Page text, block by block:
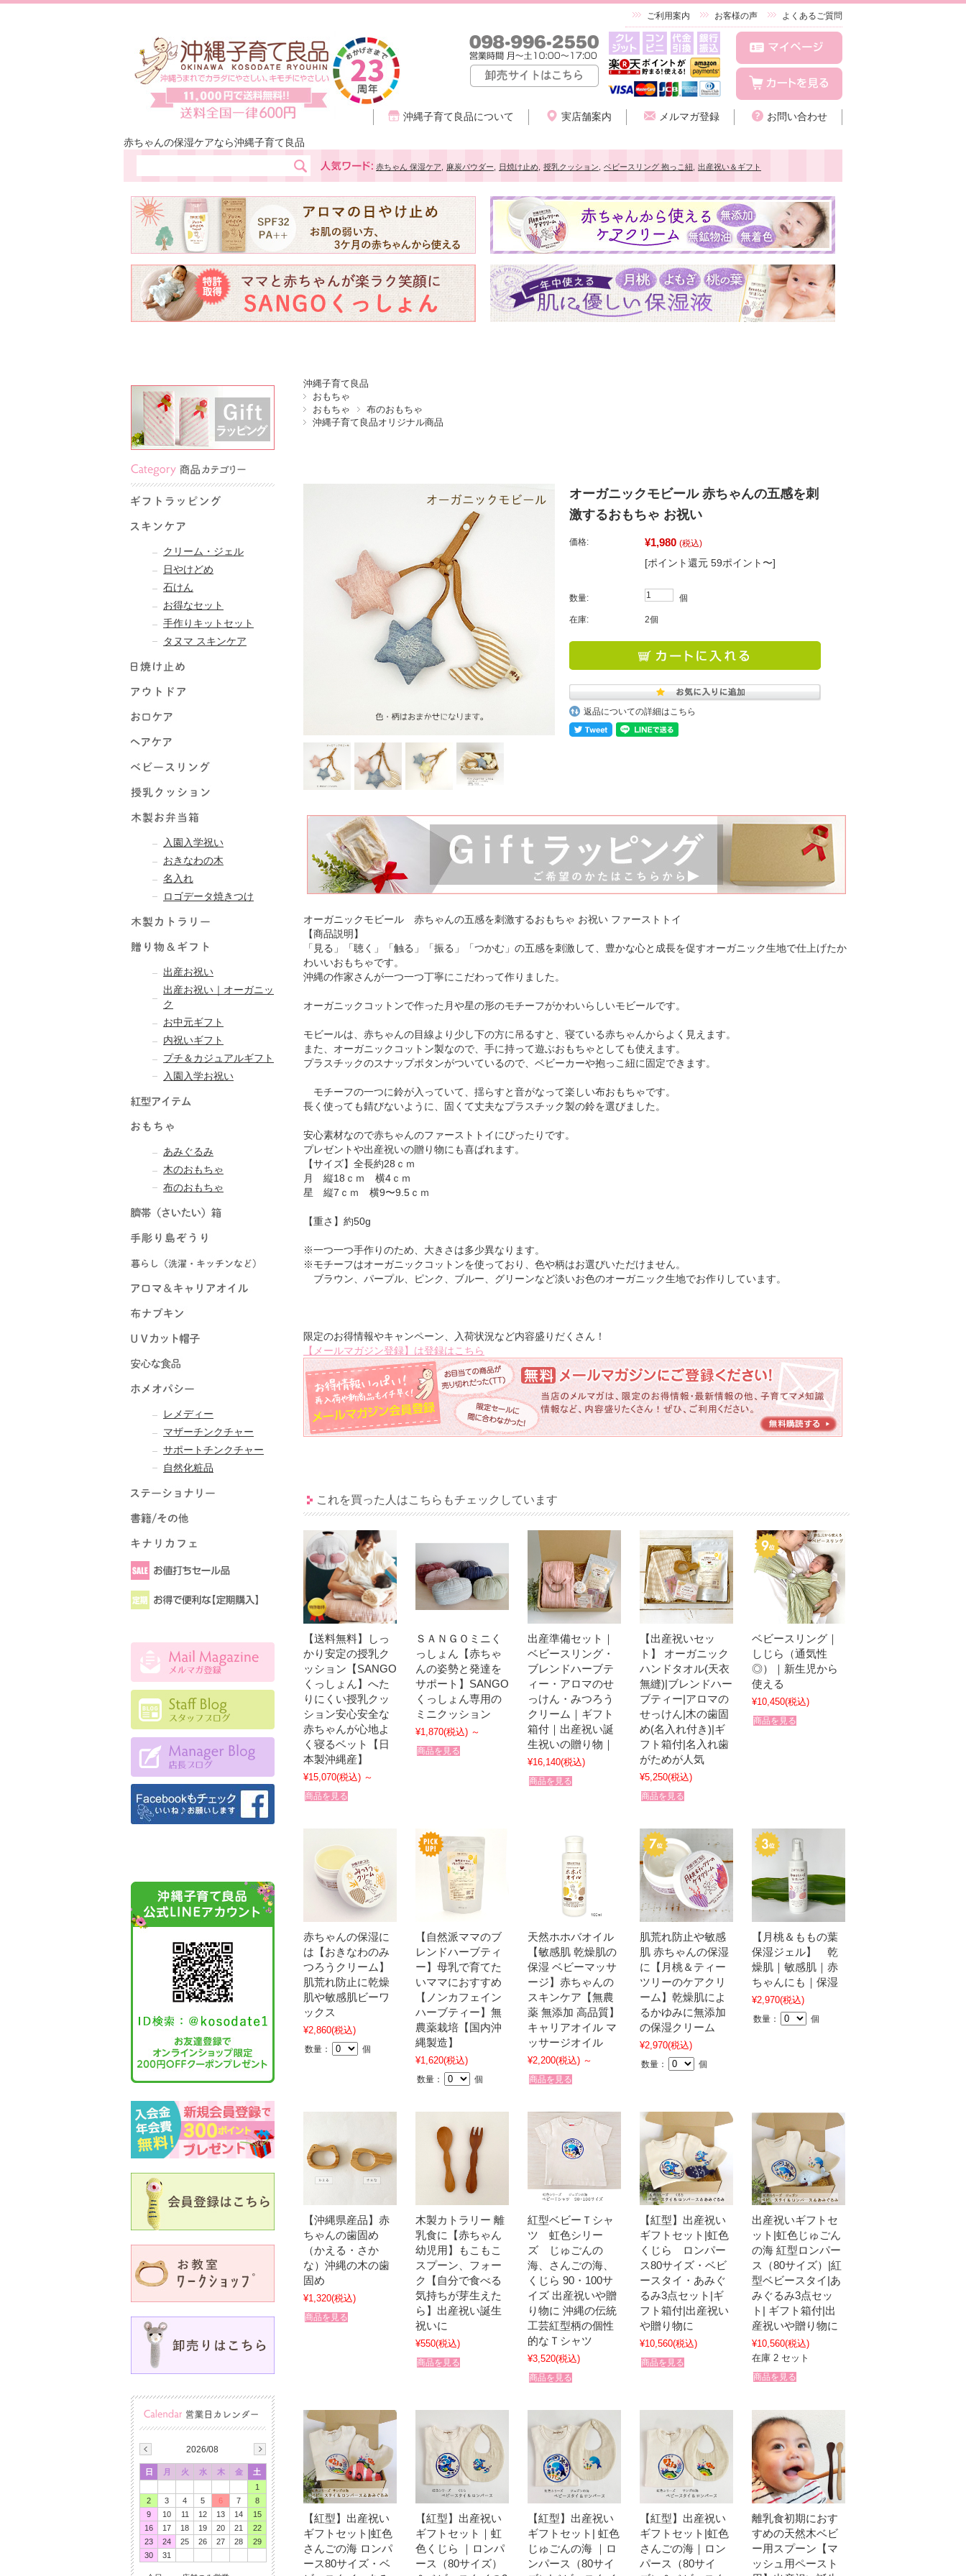
赤ちゃんの保湿ケアなら沖縄子育て良品
ご利用案内 お客様の声 よくあるご質問
沖縄子育て良品について 実店舗案内 メルマガ登録 お問い合わせ
赤ちゃん 保湿ケア 麻炭パウダー 日焼け止め 授乳クッション ベビースリング 抱っこ紐 出産祝い＆ギフト
沖縄子育て良品
おもちゃ
おもちゃ
布のおもちゃ
沖縄子育て良品オリジナル商品
オーガニックモビール 赤ちゃんの五感を刺
激するおもちゃ お祝い
価格: ¥1,980 (税込)
[ポイント還元 59ポイント〜]
数量: 個
在庫: 2個
返品についての詳細はこちら
オーガニックモビール 赤ちゃんの五感を刺激するおもちゃ お祝い ファーストトイ
【商品説明】
「見る」「聴く」「触る」「振る」「つかむ」の五感を刺激して、豊かな心と成長を促すオーガニック生地で仕上げたか
わいいおもちゃです。
沖縄の作家さんが一つ一つ丁寧にこだわって作りました。
オーガニックコットンで作った月や星の形のモチーフがかわいらしいモビールです。
モビールは、赤ちゃんの目線より少し下の方に吊るすと、寝ている赤ちゃんからよく見えます。
また、オーガニックコットン製なので、手に持って遊ぶおもちゃとしても使えます。
プラスチックのスナップボタンがついているので、ベビーカーや抱っこ紐に固定できます。
モチーフの一つに鈴が入っていて、揺らすと音がなって楽しい布おもちゃです。
長く使っても錆びないように、固くて丈夫なプラスチック製の鈴を選びました。
安心素材なので赤ちゃんのファーストトイにぴったりです。
プレゼントや出産祝いの贈り物にも喜ばれます。
【サイズ】全長約28ｃｍ
月 縦18ｃｍ 横4ｃｍ
星 縦7ｃｍ 横9〜9.5ｃｍ
【重さ】約50g
※一つ一つ手作りのため、大きさは多少異なります。
※モチーフはオーガニックコットンを使っており、色や柄はお選びいただけません。
ブラウン、パープル、ピンク、ブルー、グリーンなど淡いお色のオーガニック生地でお作りしています。
限定のお得情報やキャンペーン、入荷状況など内容盛りだくさん！
【メールマガジン登録】は登録はこちら
これを買った人はこちらもチェックしています
【送料無料】しっ
かり安定の授乳ク
ッション【SANGO
くっしょん】へた
りにくい授乳クッ
ション安心安全な
赤ちゃんが心地よ
く寝るベット【日
本製沖縄産】
¥15,070(税込) ～
商品を見る
ＳＡＮＧＯミニく
っしょん【赤ちゃ
んの姿勢と発達を
サポート】SANGO
くっしょん専用の
ミニクッション
¥1,870(税込) ～
商品を見る
出産準備セット｜
ベビースリング・
ブレンドハーブテ
ィー・アロマのせ
っけん・みつろう
クリーム｜ギフト
箱付｜出産祝い誕
生祝いの贈り物｜
¥16,140(税込)
商品を見る
【出産祝いセッ
ト】 オーガニック
ハンドタオル(天衣
無縫)|ブレンドハー
ブティー|アロマの
せっけん|木の歯固
め(名入れ付き)|ギ
フト箱付|名入れ歯
がためが人気
¥5,250(税込)
商品を見る
ベビースリング｜
しじら（通気性
◎）｜新生児から
使える
¥10,450(税込)
商品を見る
赤ちゃんの保湿に
は【おきなわのみ
つろうクリーム】
肌荒れ防止に乾燥
肌や敏感肌ビーワ
ックス
¥2,860(税込)
数量： 個
【自然派ママのブ
レンドハーブティ
ー】母乳で育てた
いママにおすすめ
【ノンカフェイン
ハーブティー】無
農薬栽培【国内沖
縄製造】
¥1,620(税込)
数量： 個
天然ホホバオイル
【敏感肌 乾燥肌の
保湿 ベビーマッサ
ージ】赤ちゃんの
スキンケア【無農
薬 無添加 高品質】
キャリアオイル マ
ッサージオイル
¥2,200(税込) ～
商品を見る
肌荒れ防止や敏感
肌 赤ちゃんの保湿
に【月桃＆ティー
ツリーのケアクリ
ーム】乾燥肌によ
るかゆみに無添加
の保湿クリーム
¥2,970(税込)
数量： 個
【月桃＆ももの葉
保湿ジェル】 乾
燥肌｜敏感肌｜赤
ちゃんにも｜保湿
¥2,970(税込)
数量： 個
【沖縄県産品】赤
ちゃんの歯固め
（かえる・さか
な）沖縄の木の歯
固め
¥1,320(税込)
商品を見る
木製カトラリー 離
乳食に【赤ちゃん
幼児用】もこもこ
スプーン、フォー
ク【自分で食べる
気持ちが芽生えた
ら】出産祝い誕生
祝いに
¥550(税込)
商品を見る
紅型ベビーＴシャ
ツ 虹色シリー
ズ じゅごんの
海、さんごの海、
くじら 90・100サ
イズ 出産祝いや贈
り物に 沖縄の伝統
工芸紅型柄の個性
的なＴシャツ
¥3,520(税込)
商品を見る
【紅型】出産祝い
ギフトセット|虹色
くじら ロンパー
ス80サイズ・ベビ
ースタイ・あみぐ
るみ3点セット|ギ
フト箱付|出産祝い
や贈り物に
¥10,560(税込)
商品を見る
出産祝いギフトセ
ット|虹色じゅごん
の海 紅型ロンパー
ス（80サイズ）|紅
型ベビースタイ|あ
みぐるみ3点セッ
ト| ギフト箱付|出
産祝いや贈り物に
¥10,560(税込)
在庫 2 セット
商品を見る
【紅型】出産祝い
ギフトセット|虹色
さんごの海 ロンパ
ース80サイズ・ベ
【紅型】出産祝い
ギフトセット｜虹
色くじら ｜ロンパ
ース（80サイズ）
【紅型】出産祝い
ギフトセット| 虹色
じゅごんの海 ｜ロ
ンパース（80サイ
【紅型】出産祝い
ギフトセット|虹色
さんごの海｜ロン
パース（80サイ
離乳食初期におす
すめの天然木ベビ
ー用スプーン【マ
ッシュ用ペースト
クリーム・ジェル
日やけどめ
石けん
お得なセット
手作りキットセット
タヌマ スキンケア
入園入学祝い
おきなわの木
名入れ
ロゴデータ焼きつけ
出産お祝い
出産お祝い｜オーガニッ
ク
お中元ギフト
内祝いギフト
プチ＆カジュアルギフト
入園入学お祝い
あみぐるみ
木のおもちゃ
布のおもちゃ
レメディー
マザーチンクチャー
サポートチンクチャー
自然化粧品
2026/08
日 月 火 水 木 金
土
1
2
3 4 5 6 7
8
9
10 11 12 13 14
15
16
17 18 19 20 21
22
23
24 25 26 27 28
29
30
31